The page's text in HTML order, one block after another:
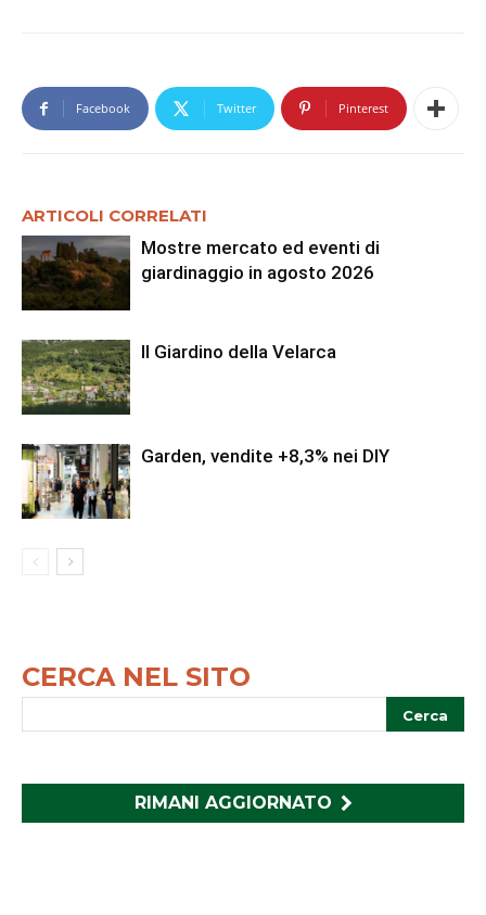
Facebook Twitter Pinterest
ARTICOLI CORRELATI
Mostre mercato ed eventi di
giardinaggio in agosto 2026
Il Giardino della Velarca
Garden, vendite +8,3% nei DIY
CERCA NEL SITO
RIMANI AGGIORNATO